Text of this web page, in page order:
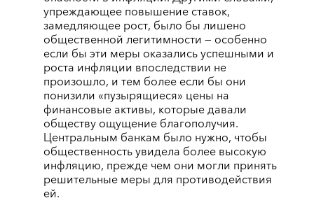
упреждающее повышение ставок,
замедляющее рост, было бы лишено
общественной легитимности — особенно
если бы эти меры оказались успешными и
роста инфляции впоследствии не
произошло, и тем более если бы они
понизили «пузырящиеся» цены на
финансовые активы, которые давали
обществу ощущение благополучия.
Центральным банкам было нужно, чтобы
общественность увидела более высокую
инфляцию, прежде чем они могли принять
решительные меры для противодействия
ей.